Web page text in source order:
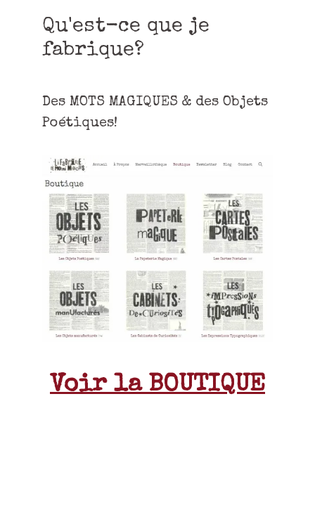
Qu'est-ce que je
fabrique?
Des MOTS MAGIQUES & des Objets
Poétiques!
Voir la BOUTIQUE